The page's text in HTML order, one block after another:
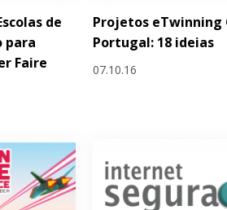
de
para
Faire
Projetos eTwinning
Portugal: 18 ideias
07.10.16